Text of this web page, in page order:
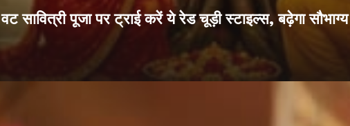
वट सावित्री पूजा पर ट्राई करें ये रेड चूड़ी स्टाइल्स, बढ़ेगा सौभाग्य